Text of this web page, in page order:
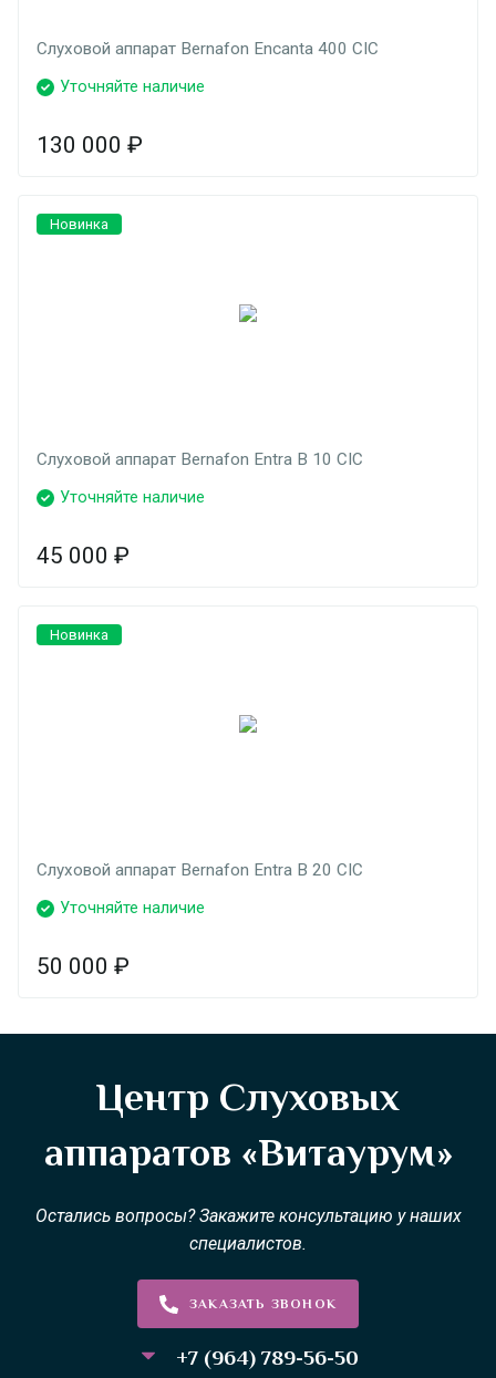
Слуховой аппарат Bernafon Encanta 400 CIC
Уточняйте наличие
130 000 ₽
Слуховой аппарат Bernafon Entra B 10 CIC
Новинка
Уточняйте наличие
45 000 ₽
Слуховой аппарат Bernafon Entra B 20 CIC
Новинка
Уточняйте наличие
50 000 ₽
Центр Слуховых
аппаратов «Витаурум»
Остались вопросы? Закажите консультацию у наших
специалистов.
ЗАКАЗАТЬ ЗВОНОК
+7 (964) 789-56-50